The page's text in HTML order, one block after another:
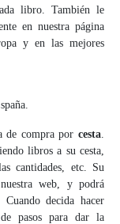
libro. También le
en nuestra página
y en las mejores
de compra por cesta.
libros a su cesta,
cantidades, etc. Su
web, y podrá
decida hacer
pasos para dar la